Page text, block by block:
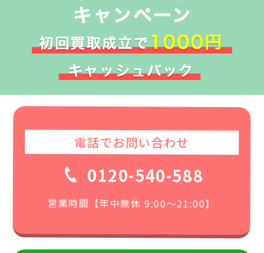
電話でお問い合わせ
0120-540-588
営業時間【年中無休 9:00〜21:00】